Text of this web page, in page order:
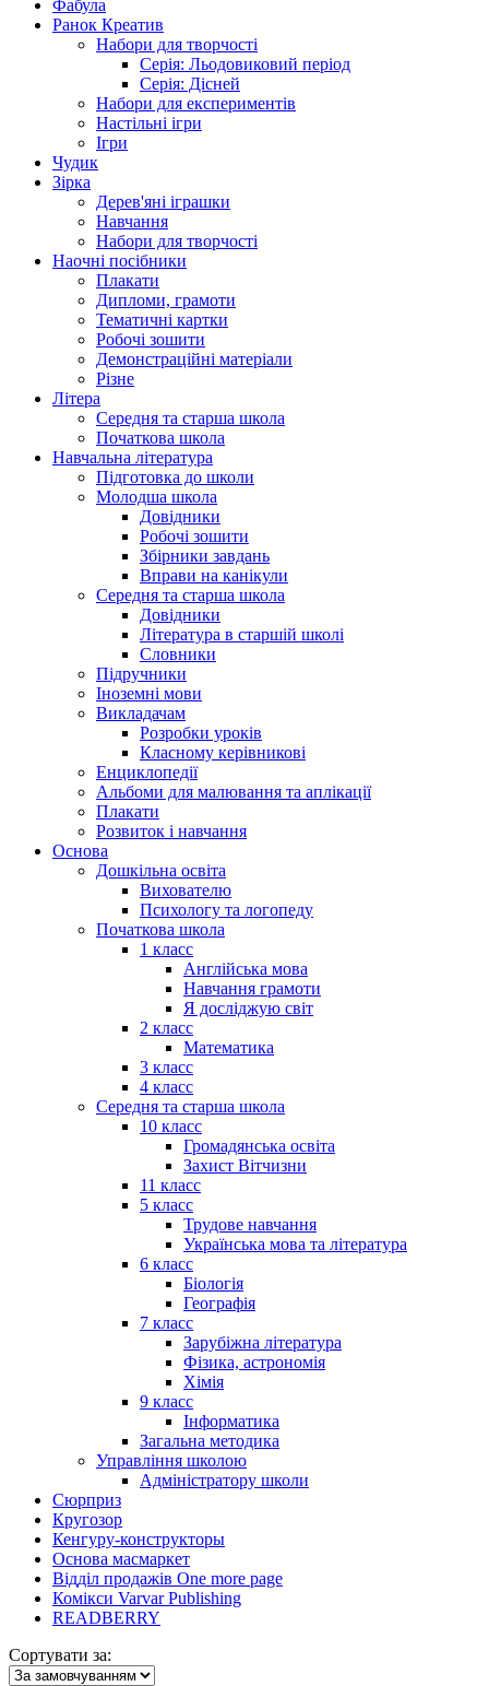
Фабула
Ранок Креатив
Набори для творчості
Серія: Льодовиковий період
Серія: Дісней
Набори для експериментів
Настільні ігри
Ігри
Чудик
Зірка
Дерев'яні іграшки
Навчання
Набори для творчості
Наочні посібники
Плакати
Дипломи, грамоти
Тематичні картки
Робочі зошити
Демонстраційні матеріали
Різне
Літера
Середня та старша школа
Початкова школа
Навчальна література
Підготовка до школи
Молодша школа
Довідники
Робочі зошити
Збірники завдань
Вправи на канікули
Середня та старша школа
Довідники
Література в старшій школі
Словники
Підручники
Іноземні мови
Викладачам
Розробки уроків
Класному керівникові
Енциклопедії
Альбоми для малювання та аплікації
Плакати
Розвиток і навчання
Основа
Дошкільна освіта
Вихователю
Психологу та логопеду
Початкова школа
1 класс
Англійська мова
Навчання грамоти
Я досліджую світ
2 класс
Математика
3 класс
4 класс
Середня та старша школа
10 класс
Громадянська освіта
Захист Вітчизни
11 класс
5 класс
Трудове навчання
Українська мова та література
6 класс
Біологія
Географія
7 класс
Зарубіжна література
Фізика, астрономія
Хімія
9 класс
Інформатика
Загальна методика
Управління школою
Адміністратору школи
Сюрприз
Кругозор
Кенгуру-конструкторы
Основа масмаркет
Відділ продажів One more page
Комікси Varvar Publishing
READBERRY
Сортувати за: